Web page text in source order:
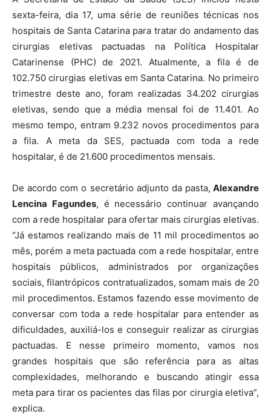
sexta-feira, dia 17, uma série de reuniões técnicas nos
hospitais de Santa Catarina para tratar do andamento das
cirurgias eletivas pactuadas na Política Hospitalar
Catarinense (PHC) de 2021. Atualmente, a fila é de
102.750 cirurgias eletivas em Santa Catarina. No primeiro
trimestre deste ano, foram realizadas 34.202 cirurgias
eletivas, sendo que a média mensal foi de 11.401. Ao
mesmo tempo, entram 9.232 novos procedimentos para
a fila. A meta da SES, pactuada com toda a rede
hospitalar, é de 21.600 procedimentos mensais.
De acordo com o secretário adjunto da pasta, Alexandre
Lencina Fagundes, é necessário continuar avançando
com a rede hospitalar para ofertar mais cirurgias eletivas.
“Já estamos realizando mais de 11 mil procedimentos ao
mês, porém a meta pactuada com a rede hospitalar, entre
hospitais públicos, administrados por organizações
sociais, filantrópicos contratualizados, somam mais de 20
mil procedimentos. Estamos fazendo esse movimento de
conversar com toda a rede hospitalar para entender as
dificuldades, auxiliá-los e conseguir realizar as cirurgias
pactuadas. E nesse primeiro momento, vamos nos
grandes hospitais que são referência para as altas
complexidades, melhorando e buscando atingir essa
meta para tirar os pacientes das filas por cirurgia eletiva”,
explica.